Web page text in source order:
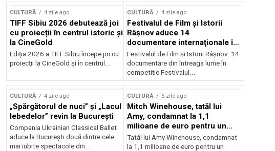
CULTURĂ 4 zile ago
TIFF Sibiu 2026 debutează joi
cu proiecții în centrul istoric și
la CineGold
Ediția 2026 a TIFF Sibiu începe joi cu
proiecții la CineGold și în centrul...
CULTURĂ 4 zile ago
Festivalul de Film şi Istorii
Râşnov aduce 14
documentare internaţionale în
premieră
Festivalul de Film şi Istorii Râşnov: 14
documentare din întreaga lume în
competiţie Festivalul...
CULTURĂ 4 zile ago
„Spărgătorul de nuci” și „Lacul
lebedelor” revin la București
Compania Ukrainian Classical Ballet
aduce la București două dintre cele
mai iubite spectacole din...
CULTURĂ 5 zile ago
Mitch Winehouse, tatăl lui
Amy, condamnat la 1,1
milioane de euro pentru un
litigiu pierdut
Tatăl lui Amy Winehouse, condamnat
la 1,1 milioane de euro pentru un